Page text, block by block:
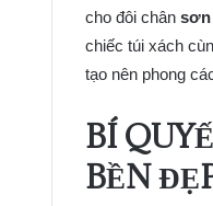
cho đôi chân sơn
chiếc túi xách
tạo nên phong
BÍ
BỀN